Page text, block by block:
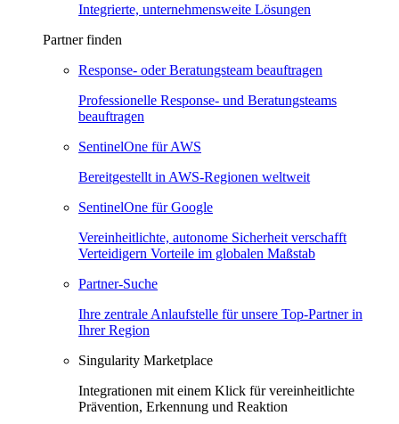
Integrierte, unternehmensweite Lösungen
Partner finden
Response- oder Beratungsteam beauftragen
Professionelle Response- und Beratungsteams
beauftragen
SentinelOne für AWS
Bereitgestellt in AWS-Regionen weltweit
SentinelOne für Google
Vereinheitlichte, autonome Sicherheit verschafft
Verteidigern Vorteile im globalen Maßstab
Partner-Suche
Ihre zentrale Anlaufstelle für unsere Top-Partner in
Ihrer Region
Singularity Marketplace
Integrationen mit einem Klick für vereinheitlichte
Prävention, Erkennung und Reaktion